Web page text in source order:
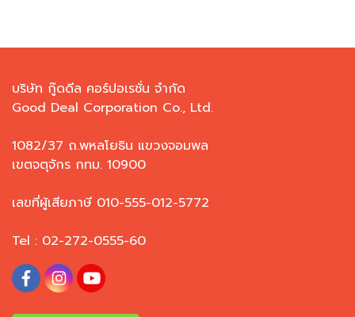
บริษัท กู๊ดดีล คอร์ปอเรชั่น จำกัด
Good Deal Corporation Co., Ltd.
1082/37 ถ.พหลโยธิน แขวงจอมพล
เขตจตุจักร กทม. 10900
เลขที่ผู้เสียภาษี 010-555-012-5772
Tel : 02-272-0555-60